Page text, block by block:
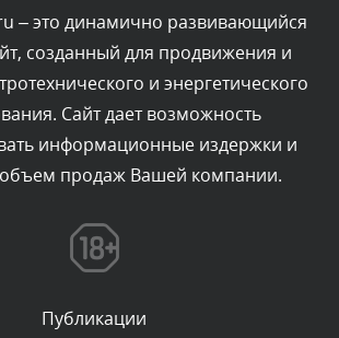
проверяется
будет виден после проверки
Сегодня, в 00:40
проверяется
будет виден после проверки
проверяется
– это динамично развивающийся
созданный для продвижения и
и энергетического
Сайт дает возможность
информационные издержки и
объем продаж Вашей компании.
Публикации